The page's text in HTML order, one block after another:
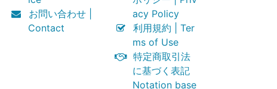
お問い合わせ |
Contact
acy Policy
利用規約 | Ter
ms of Use
特定商取引法
に基づく表記
Notation base